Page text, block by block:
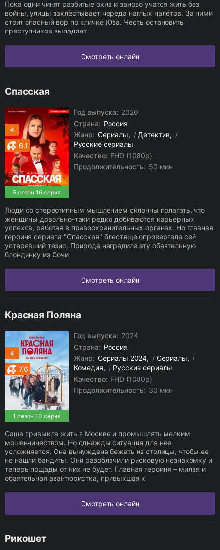
Пока одни чинят разбитые окна и заново учатся жить без
войны, улицы захлёстывает череда наглых налётов. За ними
стоит опасный вор по кличке Юза. Честь остановить
преступников выпадает
Смотреть онлайн
Спасская
4
5 сезон 16 серия
6.1
Год выпуска: 2020
Страна: Россия
Жанр: Сериалы / Детектив
/
Русские сериалы
Качество: FHD (1080p)
Продолжительность: 50 мин
Люди со стереотипным мышлением склонны полагать, что
женщины довольно-таки редко добиваются карьерных
успехов, работая в правоохранительных органах. Но главная
героиня сериала "Спасская" блестяще опровергала сей
устаревший тезис. Природа наградила эту обаятельную
блондинку из Сочи
Смотреть онлайн
Красная Поляна
4
1 сезон 10 серия
7.6
Год выпуска: 2024
Страна: Россия
Жанр: Сериалы 2024 / Сериалы
/
Комедия
/ Русские сериалы
Качество: FHD (1080p)
Продолжительность: 30 мин
Саша привыкла жить в Москве и промышлять мелким
мошенничеством. Но однажды ситуация для нее
усложняется. Она вынуждена бежать из столицы, чтобы ее
не нашли бандиты. Они разоблачили рисковую незнакомку и
теперь пощады от них не будет. Главная героиня – милая и
обаятельная авантюристка, привыкшая к
Смотреть онлайн
Рикошет